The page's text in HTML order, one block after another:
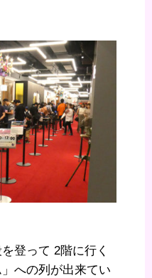
登って 2階に行く
への列が出来てい